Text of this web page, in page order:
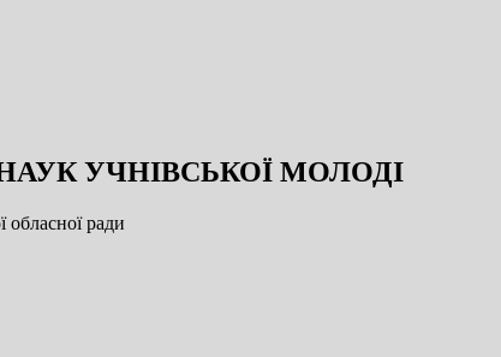
УЧНІВСЬКОЇ МОЛОДІ
обласної ради